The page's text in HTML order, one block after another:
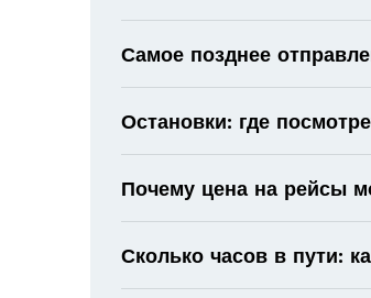
Самое позднее
Остановки: где
Почему цена на рейсы
Сколько часов в пути: